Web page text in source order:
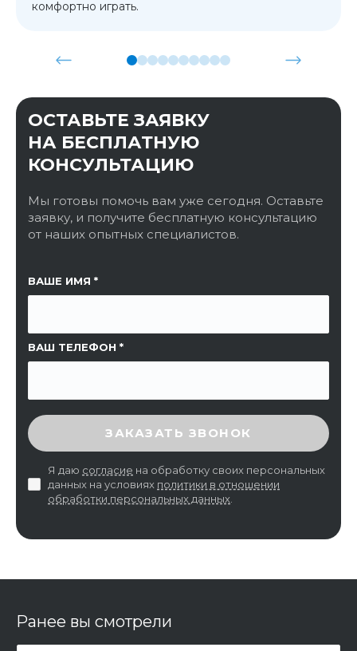
комфортно играть.
ОСТАВЬТЕ ЗАЯВКУ
НА БЕСПЛАТНУЮ
КОНСУЛЬТАЦИЮ
Мы готовы помочь вам уже сегодня. Оставьте
заявку, и получите бесплатную консультацию
от наших опытных специалистов.
ВАШЕ ИМЯ
ВАШ ТЕЛЕФОН
ССЫЛКА НА СТРАНИЦУ
ВВЕДИТЕ ПРОВЕРОЧНЫЙ КОД
ЗАКАЗАТЬ ЗВОНОК
Я даю согласие на обработку своих персональных
данных на условиях политики в отношении
обработки персональных данных
Ранее вы смотрели